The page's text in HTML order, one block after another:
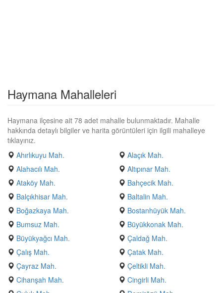
Haymana Mahalleleri
Haymana ilçesine ait 78 adet mahalle bulunmaktadır. Mahalle
hakkında detaylı bilgiler ve harita görüntüleri için ilgili mahalleye
tıklayınız.
Ahırlıkuyu Mah.
Alaçık Mah.
Alahacılı Mah.
Altıpınar Mah.
Ataköy Mah.
Bahçecik Mah.
Balçıkhisar Mah.
Baltalin Mah.
Boğazkaya Mah.
Bostanhüyük Mah.
Bumsuz Mah.
Büyükkonak Mah.
Büyükyağcı Mah.
Çaldağ Mah.
Çalış Mah.
Çatak Mah.
Çayraz Mah.
Çeltikli Mah.
Cihanşah Mah.
Cingirli Mah.